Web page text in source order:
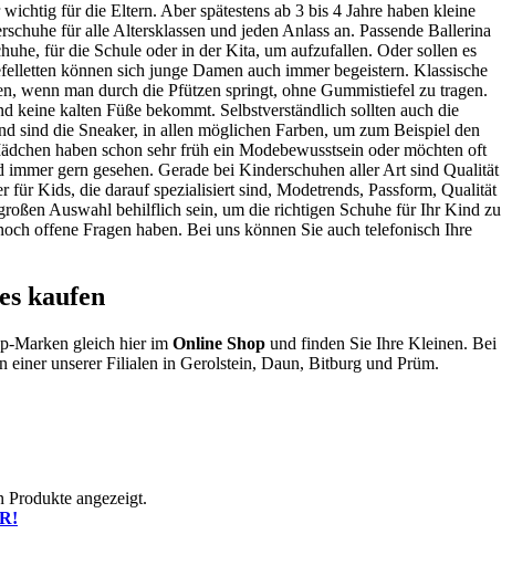
für die Eltern. Aber spätestens ab 3 bis 4 Jahre haben kleine
für alle Altersklassen und jeden Anlass an. Passende Ballerina
für die Schule oder in der Kita, um aufzufallen. Oder sollen es
können sich junge Damen auch immer begeistern. Klassische
wenn man durch die Pfützen springt, ohne Gummistiefel zu tragen.
keine kalten Füße bekommt. Selbstverständlich sollten auch die
sind die Sneaker, in allen möglichen Farben, um zum Beispiel den
haben schon sehr früh ein Modebewusstsein oder möchten oft
gern gesehen. Gerade bei Kinderschuhen aller Art sind Qualität
Kids, die darauf spezialisiert sind, Modetrends, Passform, Qualität
Auswahl behilflich sein, um die richtigen Schuhe für Ihr Kind zu
offene Fragen haben. Bei uns können Sie auch telefonisch Ihre
kaufen
Marken gleich hier im Online Shopund finden Sie Ihre Kleinen. Bei
unserer Filialen in Gerolstein, Daun, Bitburg und Prüm.
angezeigt.